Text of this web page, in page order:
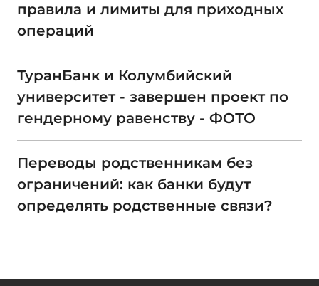
правила и лимиты для приходных
операций
ТуранБанк и Колумбийский
университет - завершен проект по
гендерному равенству - ФОТО
Переводы родственникам без
ограничений: как банки будут
определять родственные связи?